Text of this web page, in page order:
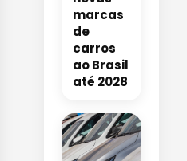
marcas
de
carros
ao Brasil
até 2028